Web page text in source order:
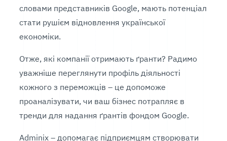
словами представників Google, мають потенціал
стати рушієм відновлення української
економіки.
Отже, які компанії отримають ґранти? Радимо
уважніше переглянути профіль діяльності
кожного з переможців – це допоможе
проаналізувати, чи ваш бізнес потрапляє в
тренди для надання ґрантів фондом Google.
Adminix – допомагає підприємцям створювати